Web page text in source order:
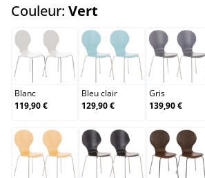
Couleur: Vert
Blanc
Blanc
119,90 €
Bleu clair
Bleu clair
129,90 €
Gris
Gris
139,90 €
Nature Noir Noyer